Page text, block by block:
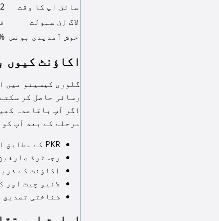
سائن اپ کا وقت
2 منٹ سے کم
لاگ اِن سہولت
خوش آمدیدی بونس
اکاؤنٹ کیوں
گلوری کیسینو میں
رسائی حاصل کر
اگر آپ باقاعدہ
مرحلے کے بعد آپ
PKR کے مطابق استعمال کا تجربہ نئے کھلاڑی کے لیے زیادہ آسان ہو سکتا ہے۔
رجسٹرڈ
اکاؤنٹ کے
لائیو چیٹ
شناختی تصدیق